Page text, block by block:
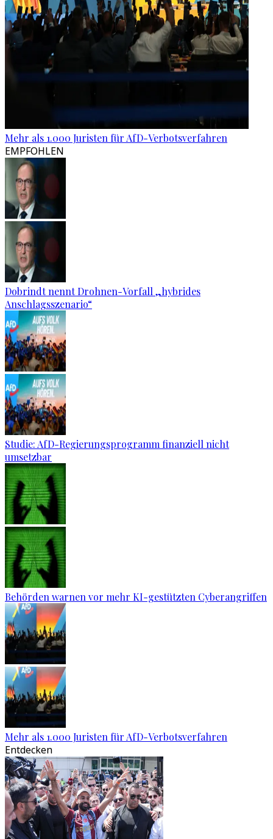
Mehr als 1.000 Juristen für AfD-Verbotsverfahren
EMPFOHLEN
Dobrindt nennt Drohnen-Vorfall „hybrides
Anschlagsszenario“
Studie: AfD-Regierungsprogramm finanziell nicht
umsetzbar
Behörden warnen vor mehr KI-gestützten Cyberangriffen
Mehr als 1.000 Juristen für AfD-Verbotsverfahren
Entdecken